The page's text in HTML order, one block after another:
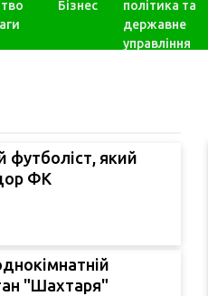
Бізнес
політика та
державне
управління
футболіст, який
ФК
"Шахтаря"